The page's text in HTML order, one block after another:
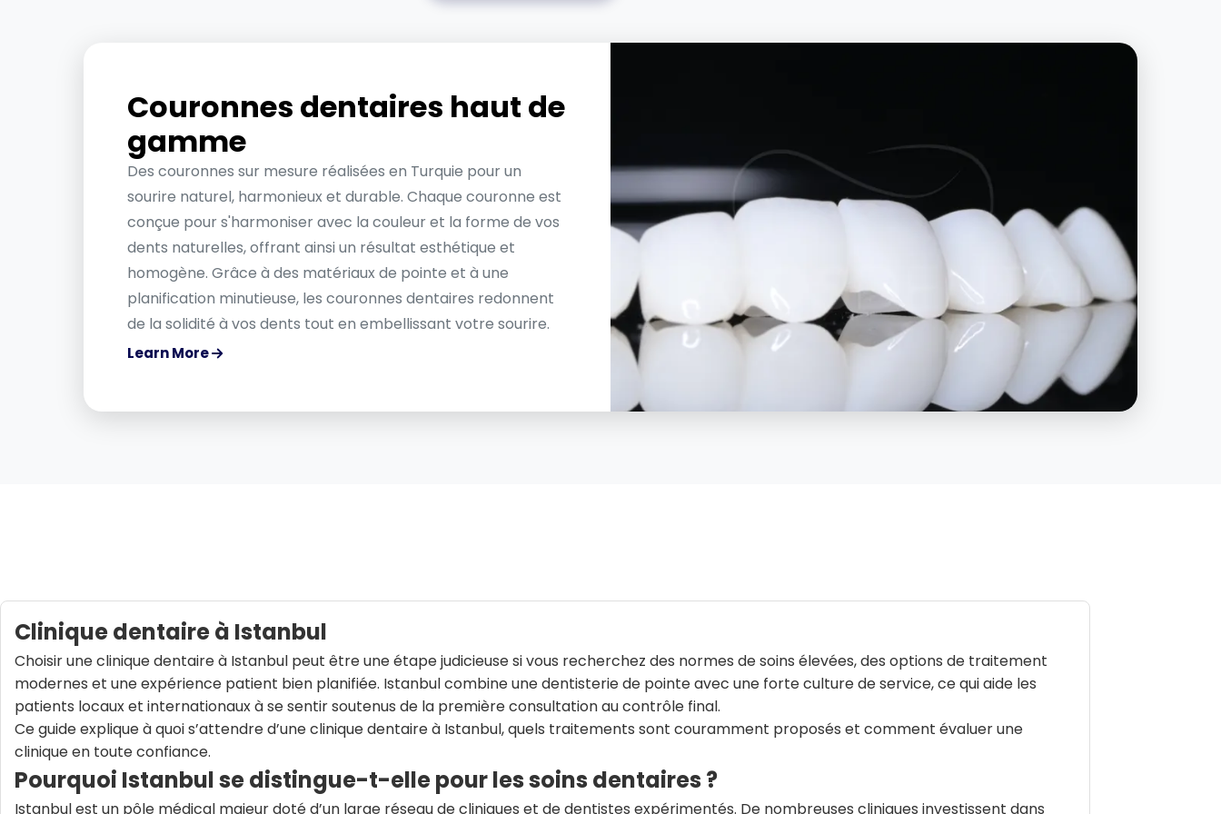
Couronnes dentaires haut de
gamme
Des couronnes sur mesure réalisées en Turquie pour un
sourire naturel, harmonieux et durable. Chaque couronne est
conçue pour s'harmoniser avec la couleur et la forme de vos
dents naturelles, offrant ainsi un résultat esthétique et
homogène. Grâce à des matériaux de pointe et à une
planification minutieuse, les couronnes dentaires redonnent
de la solidité à vos dents tout en embellissant votre sourire.
Learn More
Clinique dentaire à Istanbul
Choisir une clinique dentaire à Istanbul peut être une étape judicieuse si vous recherchez des normes de soins élevées, des options de traitement
modernes et une expérience patient bien planifiée. Istanbul combine une dentisterie de pointe avec une forte culture de service, ce qui aide les
patients locaux et internationaux à se sentir soutenus de la première consultation au contrôle final.
Ce guide explique à quoi s’attendre d’une clinique dentaire à Istanbul, quels traitements sont couramment proposés et comment évaluer une
clinique en toute confiance.
Pourquoi Istanbul se distingue-t-elle pour les soins dentaires ?
Istanbul est un pôle médical majeur doté d’un large réseau de cliniques et de dentistes expérimentés. De nombreuses cliniques investissent dans